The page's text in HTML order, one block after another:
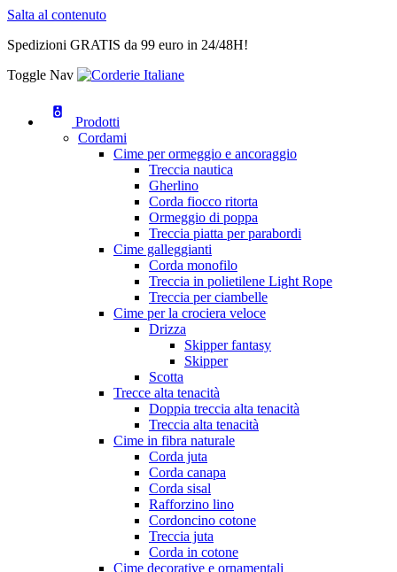
Salta al contenuto
Spedizioni GRATIS da 99 euro in 24/48H!
Toggle Nav
Prodotti
Cordami
Cime per ormeggio e ancoraggio
Treccia nautica
Gherlino
Corda fiocco ritorta
Ormeggio di poppa
Treccia piatta per parabordi
Cime galleggianti
Corda monofilo
Treccia in polietilene Light Rope
Treccia per ciambelle
Cime per la crociera veloce
Drizza
Skipper fantasy
Skipper
Scotta
Trecce alta tenacità
Doppia treccia alta tenacità
Treccia alta tenacità
Cime in fibra naturale
Corda juta
Corda canapa
Corda sisal
Rafforzino lino
Cordoncino cotone
Treccia juta
Corda in cotone
Cime decorative e ornamentali